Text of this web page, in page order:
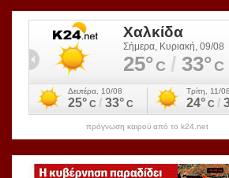
πρόγνωση καιρού από το k24.net